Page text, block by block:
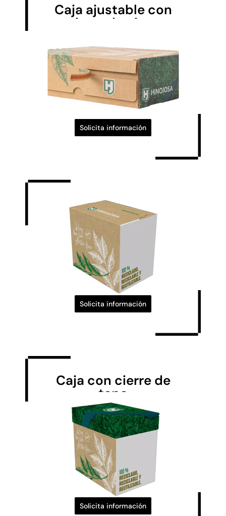
Caja ajustable con
cierre de cinta
Solicita información
Caja con cierre rápido
Solicita información
Caja con cierre de
tapa
Solicita información